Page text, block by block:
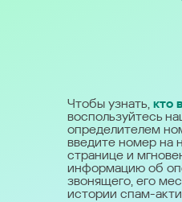
Чтобы узнать, кто
воспользуйтесь
определителем
введите номер на
странице и
информацию об
звонящего, его
истории спам-